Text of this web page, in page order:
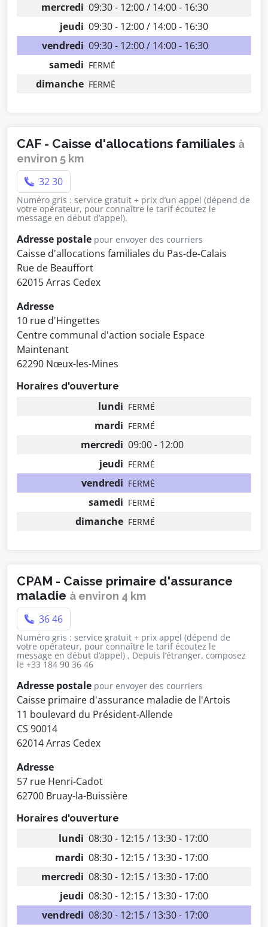
mercredi 09:30 - 12:00 / 14:00 - 16:30
jeudi 09:30 - 12:00 / 14:00 - 16:30
vendredi 09:30 - 12:00 / 14:00 - 16:30
samedi FERMÉ
dimanche FERMÉ
CAF - Caisse d'allocations familiales à
environ 5 km
32 30
Numéro gris : service gratuit + prix d’un appel (dépend de
votre opérateur, pour connaître le tarif écoutez le
message en début d’appel).
Adresse postale pour envoyer des courriers
Caisse d'allocations familiales du Pas-de-Calais
Rue de Beauffort
62015 Arras Cedex
Adresse
10 rue d'Hingettes
Centre communal d'action sociale Espace
Maintenant
62290 Nœux-les-Mines
Horaires d'ouverture
lundi FERMÉ
mardi FERMÉ
mercredi 09:00 - 12:00
jeudi FERMÉ
vendredi FERMÉ
samedi FERMÉ
dimanche FERMÉ
CPAM - Caisse primaire d'assurance
maladie à environ 4 km
36 46
Numéro gris : service gratuit + prix appel (dépend de
votre opérateur, pour connaître le tarif écoutez le
message en début d’appel) , Depuis l’étranger, composez
le +33 184 90 36 46
Adresse postale pour envoyer des courriers
Caisse primaire d'assurance maladie de l'Artois
11 boulevard du Président-Allende
CS 90014
62014 Arras Cedex
Adresse
57 rue Henri-Cadot
62700 Bruay-la-Buissière
Horaires d'ouverture
lundi 08:30 - 12:15 / 13:30 - 17:00
mardi 08:30 - 12:15 / 13:30 - 17:00
mercredi 08:30 - 12:15 / 13:30 - 17:00
jeudi 08:30 - 12:15 / 13:30 - 17:00
vendredi 08:30 - 12:15 / 13:30 - 17:00